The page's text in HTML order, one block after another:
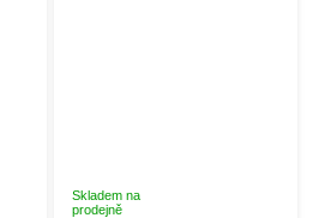
Skladem na
prodejně